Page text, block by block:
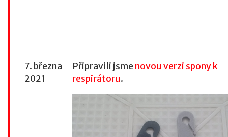
7. března
2021
Připravili jsme novou verzi spony k
respirátoru.